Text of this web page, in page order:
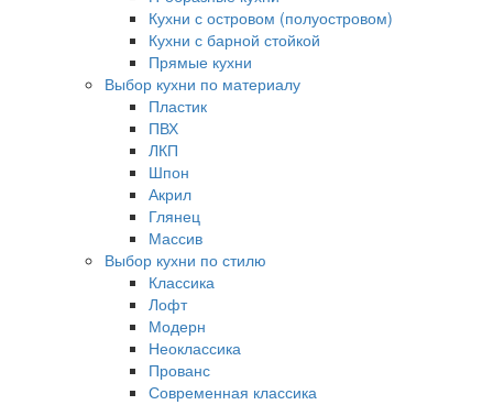
Кухни с островом (полуостровом)
Кухни с барной стойкой
Прямые кухни
Выбор кухни по материалу
Пластик
ПВХ
ЛКП
Шпон
Акрил
Глянец
Массив
Выбор кухни по стилю
Классика
Лофт
Модерн
Неоклассика
Прованс
Современная классика